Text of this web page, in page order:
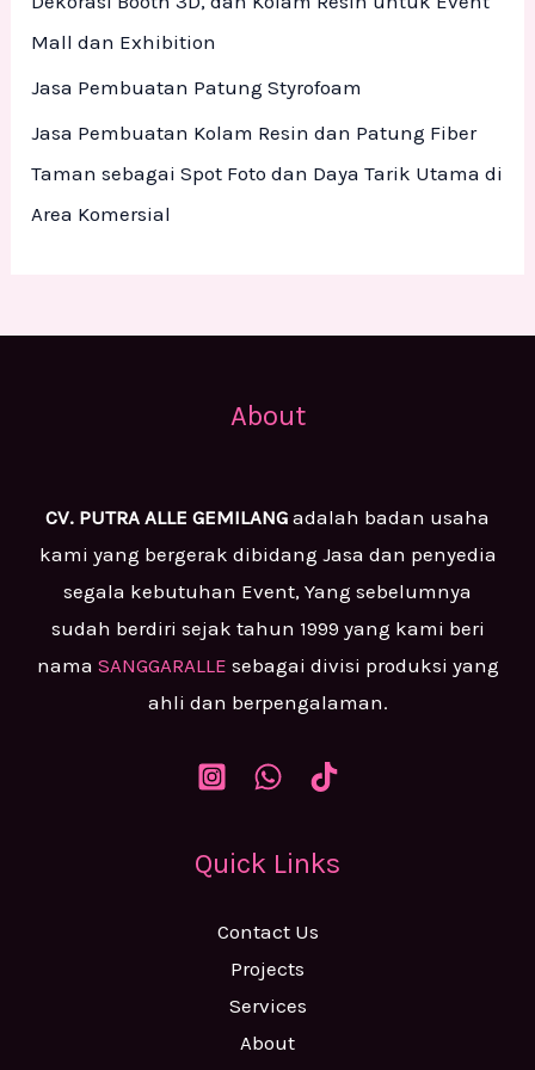
Mall dan Exhibition
Jasa Pembuatan Patung Styrofoam
Jasa Pembuatan Kolam Resin dan Patung Fiber
Taman sebagai Spot Foto dan Daya Tarik Utama di
Area Komersial
About
CV. PUTRA ALLE GEMILANG adalah badan usaha
kami yang bergerak dibidang Jasa dan penyedia
segala kebutuhan Event, Yang sebelumnya
sudah berdiri sejak tahun 1999 yang kami beri
nama SANGGARALLE sebagai divisi produksi yang
ahli dan berpengalaman.
Quick Links
Contact Us
Projects
Services
About